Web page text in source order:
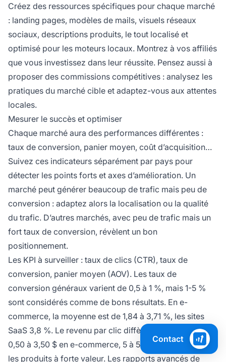
Créez des ressources spécifiques pour chaque marché
: landing pages, modèles de mails, visuels réseaux
sociaux, descriptions produits, le tout localisé et
optimisé pour les moteurs locaux. Montrez à vos affiliés
que vous investissez dans leur réussite. Pensez aussi à
proposer des commissions compétitives : analysez les
pratiques du marché cible et adaptez-vous aux attentes
locales.
Mesurer le succès et optimiser
Chaque marché aura des performances différentes :
taux de conversion, panier moyen, coût d’acquisition…
Suivez ces indicateurs séparément par pays pour
détecter les points forts et axes d’amélioration. Un
marché peut générer beaucoup de trafic mais peu de
conversion : adaptez alors la localisation ou la qualité
du trafic. D’autres marchés, avec peu de trafic mais un
fort taux de conversion, révèlent un bon
positionnement.
Les KPI à surveiller : taux de clics (CTR), taux de
conversion, panier moyen (AOV). Les taux de
conversion généraux varient de 0,5 à 1 %, mais 1-5 %
sont considérés comme de bons résultats. En e-
commerce, la moyenne est de 1,84 à 3,71 %, les sites
SaaS 3,8 %. Le revenu par clic diffère selon la niche :
0,50 à 3,50 $ en e-commerce, 5 à 50 $ (voire plus) sur
les produits à forte valeur. Les rapports avancés de
Contact